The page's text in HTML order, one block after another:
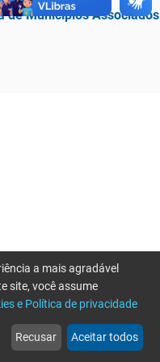
de Municípios Associados
web
Notícias
more_horiz
Mais
a mais agradável
site, você assume
e Política de privacidade
Recusar Aceitar todos
tente novamente